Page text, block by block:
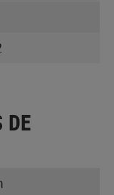
DE